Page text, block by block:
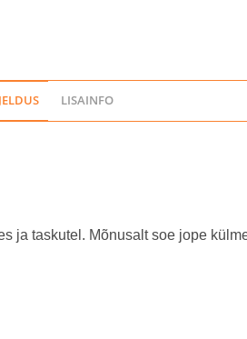
LISAINFO
ja taskutel. Mõnusalt soe jope